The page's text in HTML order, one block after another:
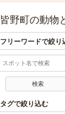
皆野町の動物
フリーワードで絞り
タグで絞り込む